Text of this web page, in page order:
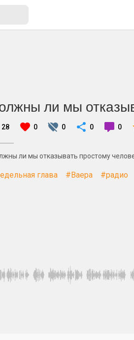
ли мы
28 0 0 0 0
ли мы отказывать простому
глава #Ваера #радио